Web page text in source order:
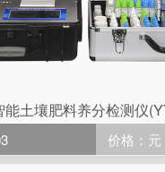
能土壤肥料养分检测仪
价格：元